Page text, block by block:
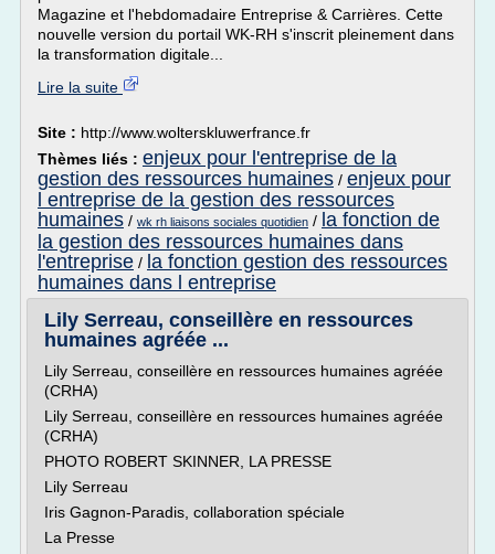
Magazine et l'hebdomadaire Entreprise & Carrières. Cette
nouvelle version du portail WK-RH s'inscrit pleinement dans
la transformation digitale...
Lire la suite
Site : http://www.wolterskluwerfrance.fr
Thèmes liés : enjeux pour l'entreprise de la
gestion des ressources humaines / enjeux pour
l entreprise de la gestion des ressources
humaines / wk rh liaisons sociales quotidien / la fonction de
la gestion des ressources humaines dans
l'entreprise / la fonction gestion des ressources
humaines dans l entreprise
Lily Serreau, conseillère en ressources
humaines agréée ...
Lily Serreau, conseillère en ressources humaines agréée
(CRHA)
Lily Serreau, conseillère en ressources humaines agréée
(CRHA)
PHOTO ROBERT SKINNER, LA PRESSE
Lily Serreau
Iris Gagnon-Paradis, collaboration spéciale
La Presse